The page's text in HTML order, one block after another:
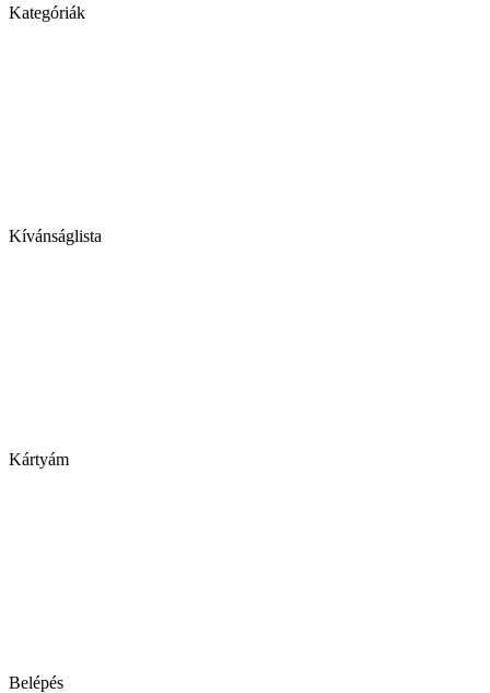
Kategóriák
Kívánságlista
Kártyám
Belépés